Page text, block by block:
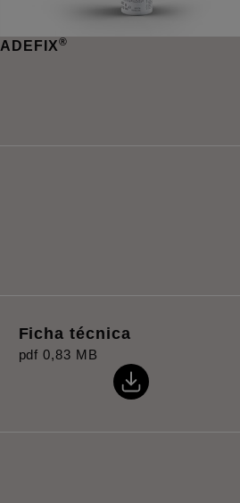
ADEFIX®
Ficha técnica
pdf 0,83 MB